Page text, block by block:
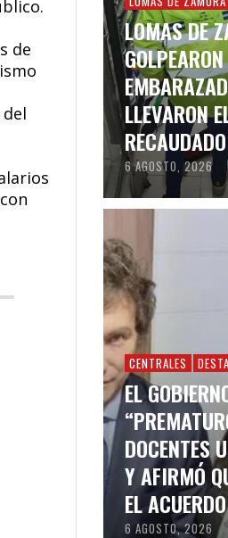
de
LOMAS DE
LLEVARON
6 AGOSTO, 2026
CENTRALES
EL
DOCENTES
Y AFIRMÓ
EL ACUERDO
6 AGOSTO, 2026